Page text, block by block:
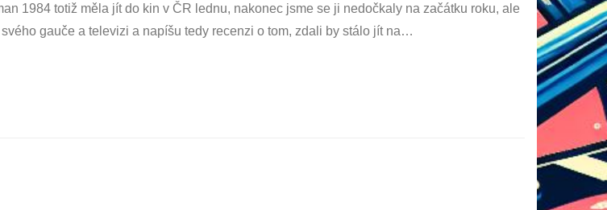
1984 totiž měla jít do kin v ČR lednu, nakonec jsme se ji nedočkaly na začátku roku, ale
gauče a televizi a napíšu tedy recenzi o tom, zdali by stálo jít na…